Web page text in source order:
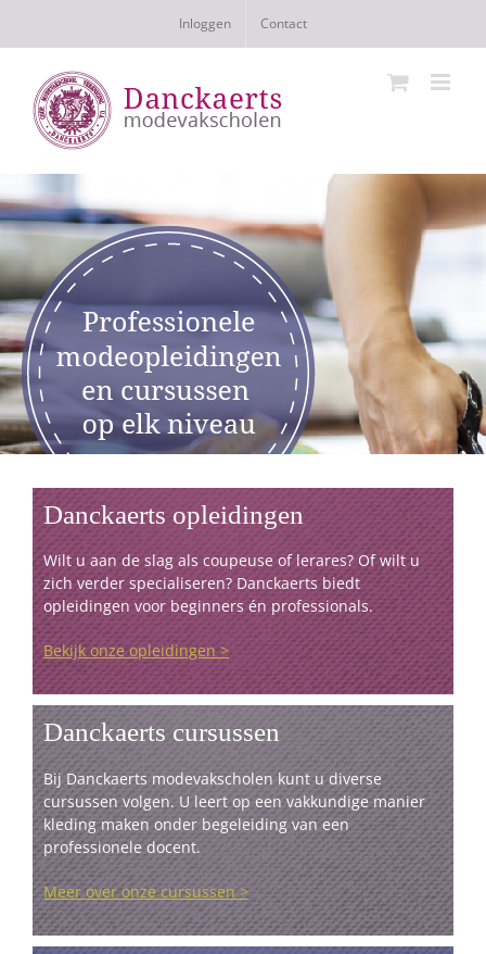
Inloggen Contact
Danckaerts opleidingen
Wilt u aan de slag als coupeuse of lerares? Of wilt u
zich verder specialiseren? Danckaerts biedt
opleidingen voor beginners én professionals.
Bekijk onze opleidingen >
Danckaerts cursussen
Bij Danckaerts modevakscholen kunt u diverse
cursussen volgen. U leert op een vakkundige manier
kleding maken onder begeleiding van een
professionele docent.
Meer over onze cursussen >